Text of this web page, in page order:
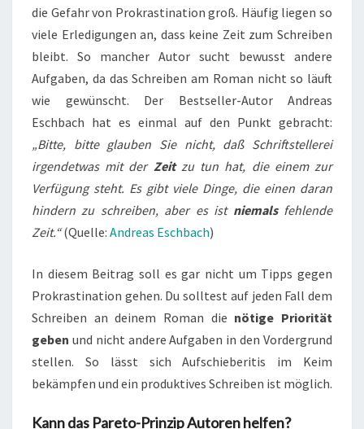
die Gefahr von Prokrastination groß. Häufig liegen so
viele Erledigungen an, dass keine Zeit zum Schreiben
bleibt. So mancher Autor sucht bewusst andere
Aufgaben, da das Schreiben am Roman nicht so läuft
wie gewünscht. Der Bestseller-Autor Andreas
Eschbach hat es einmal auf den Punkt gebracht:
„Bitte, bitte glauben Sie nicht, daß Schriftstellerei
irgendetwas mit der Zeitzu tun hat, die einem zur
Verfügung steht. Es gibt viele Dinge, die einen daran
hindern zu schreiben, aber es ist niemalsfehlende
Zeit.“(Quelle: Andreas Eschbach)
In diesem Beitrag soll es gar nicht um Tipps gegen
Prokrastination gehen. Du solltest auf jeden Fall dem
Schreiben an deinem Roman die nötige Priorität
geben und nicht andere Aufgaben in den Vordergrund
stellen. So lässt sich Aufschieberitis im Keim
bekämpfen und ein produktives Schreiben ist möglich.
Kann das Pareto-Prinzip Autoren helfen?